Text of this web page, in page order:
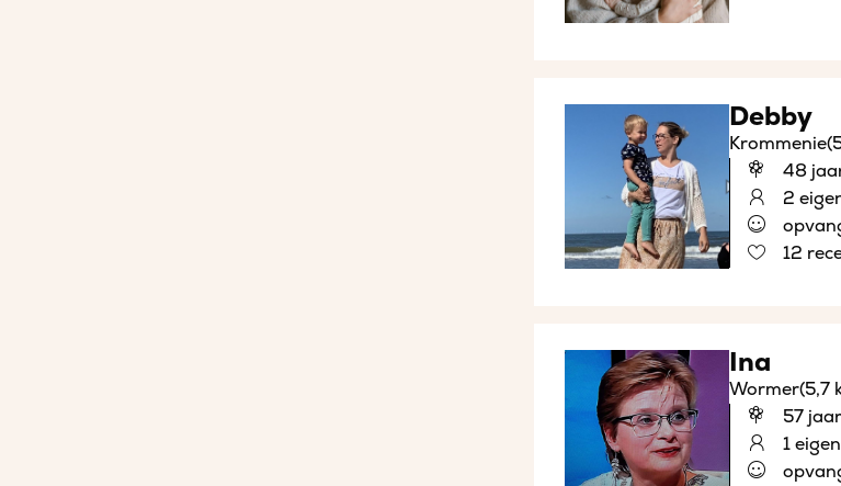
Debby
Krommenie
48
2
12
Ina
Wormer(5,7
57 jaar
1